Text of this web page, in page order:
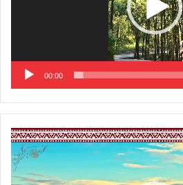
00:00
Video
Player